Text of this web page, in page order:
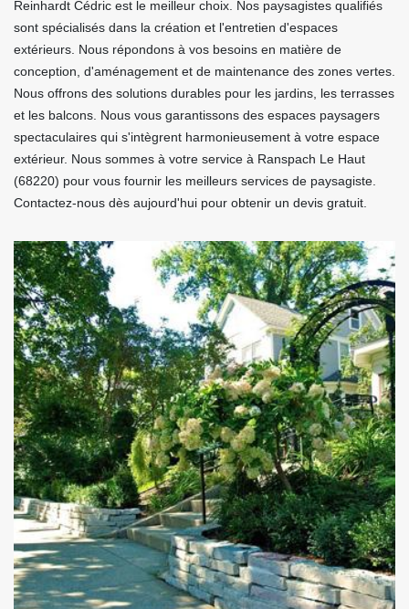
Reinhardt Cédric est le meilleur choix. Nos paysagistes qualifiés
sont spécialisés dans la création et l'entretien d'espaces
extérieurs. Nous répondons à vos besoins en matière de
conception, d'aménagement et de maintenance des zones vertes.
Nous offrons des solutions durables pour les jardins, les terrasses
et les balcons. Nous vous garantissons des espaces paysagers
spectaculaires qui s'intègrent harmonieusement à votre espace
extérieur. Nous sommes à votre service à Ranspach Le Haut
(68220) pour vous fournir les meilleurs services de paysagiste.
Contactez-nous dès aujourd'hui pour obtenir un devis gratuit.